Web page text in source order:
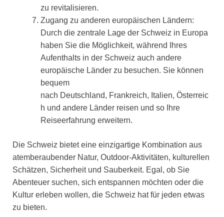
zu revitalisieren.
Zugang zu anderen europäischen Ländern:
Durch die zentrale Lage der Schweiz in Europa
haben Sie die Möglichkeit, während Ihres
Aufenthalts in der Schweiz auch andere
europäische Länder zu besuchen. Sie können
bequem
nach Deutschland, Frankreich, Italien, Österreic
h und andere Länder reisen und so Ihre
Reiseerfahrung erweitern.
Die Schweiz bietet eine einzigartige Kombination aus
atemberaubender Natur, Outdoor-Aktivitäten, kulturellen
Schätzen, Sicherheit und Sauberkeit. Egal, ob Sie
Abenteuer suchen, sich entspannen möchten oder die
Kultur erleben wollen, die Schweiz hat für jeden etwas
zu bieten.